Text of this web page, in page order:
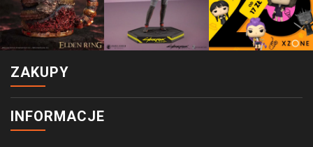
ZAKUPY
INFORMACJE